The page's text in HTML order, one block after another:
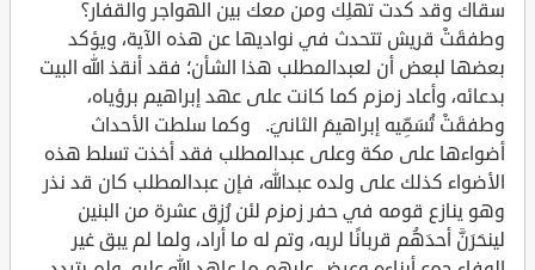
سقاك وقد كدت تهلِك ومن معك بين الهواجر والقفار؟
وطفقَتْ قريش تتحدث في نواديها عن هذه الآية، ويؤكد
بعضها لبعض أن لعبدالمطلب هذا الشأن؛ فقد أنقذ الله البيت
بدعائه، وأعاد زمزم كما كانت على عهد إبراهيم برؤياه،
وطفقَتْ تُسَمِّيه إبراهيمَ الثانيَ. وكما سلطت الأحداث
أضواءها على مكة وعلى عبدالمطلب فقد أخذت تسلط هذه
الأضواء كذلك على ولده عبدالله، فإن عبدالمطلب كان قد نذر
وهو ينازع قومه في حفر زمزم لئن رُزِق عشرة من البنين
لينحَرَنَّ أحدَهُم قربانًا لربه، وتم له ما أراد، ولما لم يبق غير